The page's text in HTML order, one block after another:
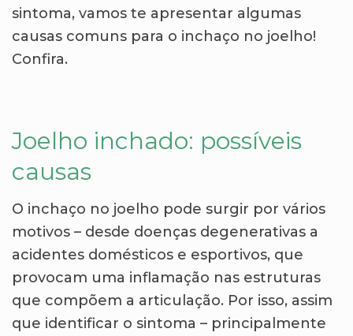
sintoma, vamos te apresentar algumas
causas comuns para o inchaço no joelho!
Confira.
Joelho inchado: possíveis
causas
O inchaço no joelho pode surgir por vários
motivos – desde doenças degenerativas a
acidentes domésticos e esportivos, que
provocam uma inflamação nas estruturas
que compõem a articulação. Por isso, assim
que identificar o sintoma – principalmente